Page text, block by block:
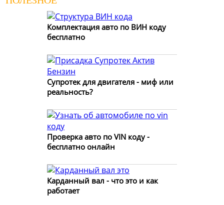
Комплектация авто по ВИН коду
бесплатно
Супротек для двигателя - миф или
реальность?
Проверка авто по VIN коду -
бесплатно онлайн
Карданный вал - что это и как
работает